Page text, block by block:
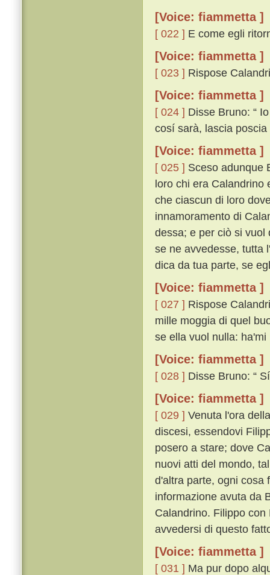
[Voice: fiammetta ]
[ 022 ] E come egli
[Voice: fiammetta ]
[ 023 ] Rispose
[Voice: fiammetta ]
[ 024 ] Disse Bruno: “
cosí sarà, lascia poscia
[Voice: fiammetta ]
[ 025 ] Sceso adunque
loro chi era Calandrino
che ciascun di loro
innamoramento di
dessa; e per ciò si vuol
se ne avvedesse, tutta
dica da tua parte, se
[Voice: fiammetta ]
[ 027 ] Rispose
mille moggia di quel
se ella vuol nulla: ha'mi
[Voice: fiammetta ]
[ 028 ] Disse Bruno: “
[Voice: fiammetta ]
[ 029 ] Venuta l'ora
discesi, essendovi
posero a stare; dove
nuovi atti del mondo,
d'altra parte, ogni cosa
informazione avuta da
Calandrino. Filippo
avvedersi di questo
[Voice: fiammetta ]
[ 031 ] Ma pur dopo